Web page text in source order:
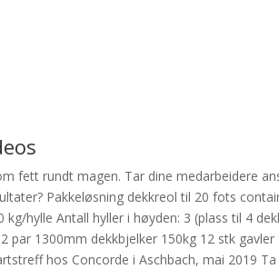
fett rundt magen. Tar dine medarbeidere
Pakkeløsning dekkreol til 20 fots
hylle Antall hyller i høyden: 3 (plass til 4
par 1300mm dekkbjelker 150kg 12 stk
hos Concorde i Aschbach, mai 2019